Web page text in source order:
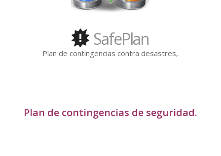
SafePlan
Plan de contingencias contra desastres,
Plan de contingencias de seguridad.